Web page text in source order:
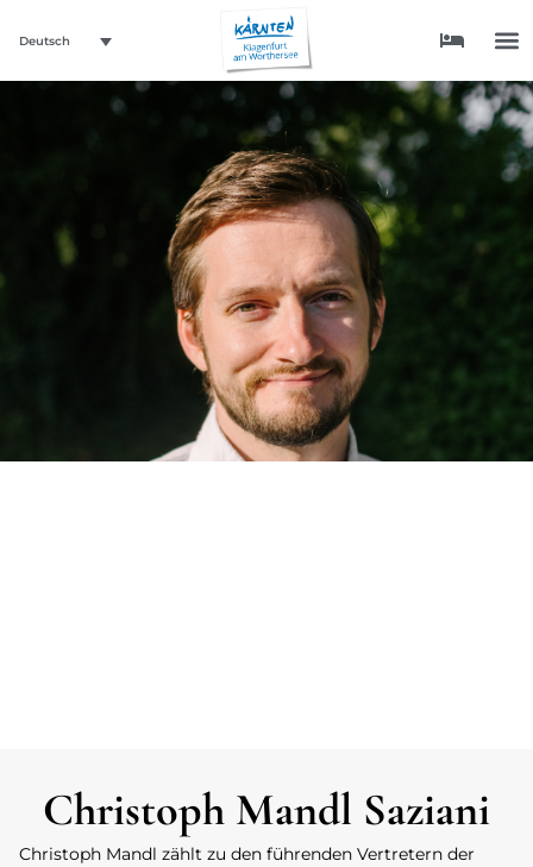
Deutsch
Christoph Mandl Saziani
Christoph Mandl zählt zu den führenden Vertretern der